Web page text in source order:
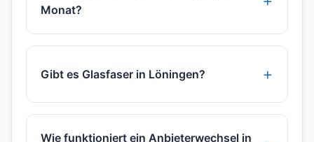
Monat?
Gibt es Glasfaser in Löningen?
Wie funktioniert ein Anbieterwechsel in